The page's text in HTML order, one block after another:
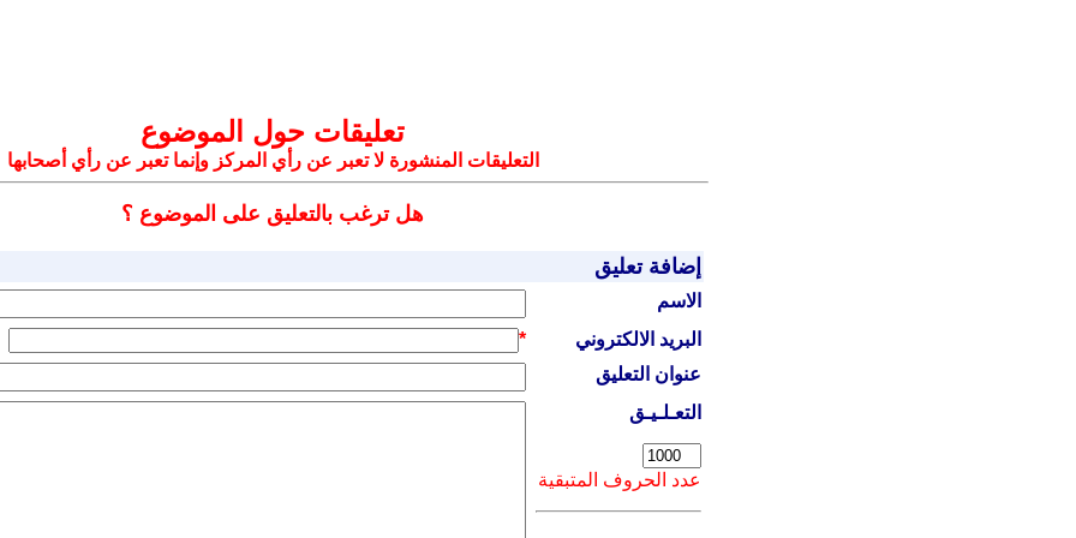
تعليقات حول الموضوع
التعليقات المنشورة لا تعبر عن رأي المركز وإنما تعبر عن رأي أصحابها
هل ترغب بالتعليق على الموضوع ؟
إضافة تعليق
الاسم
البريد الالكتروني
*
عنوان التعليق
التعـلـيـق
عدد الحروف المتبقية